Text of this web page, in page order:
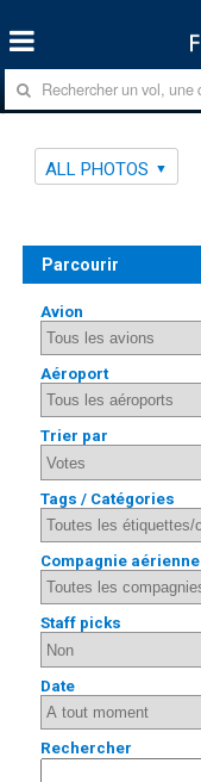
ALL PHOTOS
Parcourir
Avion
Aéroport
Trier par
Tags / Catégories
Compagnie aérienne
Staff picks
Date
Rechercher